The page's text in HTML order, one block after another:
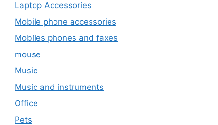
Laptop Accessories
Mobile phone accessories
Mobiles phones and faxes
mouse
Music
Music and instruments
Office
Pets